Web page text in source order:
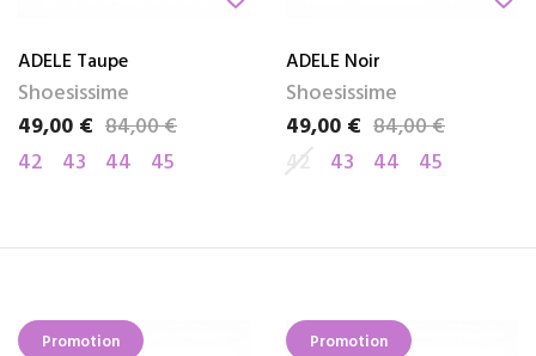
ADELE Taupe
Shoesissime
Prix
49,00 €
Prix de base84,00 €
42
43 44 45
ADELE Noir
Shoesissime
Prix
49,00 €
Prix de base84,00 €
42
43 44 45
Promotion Promotion